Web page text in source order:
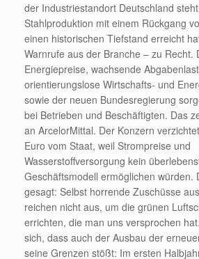
der Industriestandort Deutschland
Stahlproduktion mit einem Rückgang
einen historischen Tiefstand erreicht
Warnrufe aus der Branche – zu Recht.
Energiepreise, wachsende
orientierungslose Wirtschafts- und
sowie der neuen Bundesregierung
bei Betrieben und Beschäftigten. Das
an ArcelorMittal. Der Konzern
Euro vom Staat, weil Strompreise und
Wasserstoffversorgung kein
Geschäftsmodell ermöglichen würden.
gesagt: Selbst horrende Zuschüsse
reichen nicht aus, um die grünen
errichten, die man uns versprochen
sich, dass auch der Ausbau der
seine Grenzen stößt: Im ersten